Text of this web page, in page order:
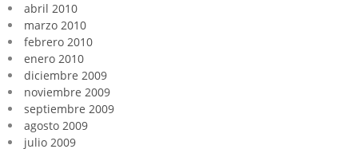
abril 2010
marzo 2010
febrero 2010
enero 2010
diciembre 2009
noviembre 2009
septiembre 2009
agosto 2009
julio 2009